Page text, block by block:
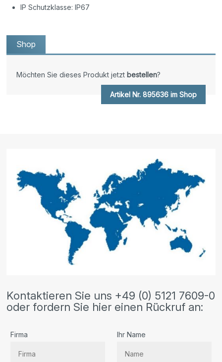
IP Schutzklasse: IP67
Shop
Möchten Sie dieses Produkt jetzt bestellen?
Artikel Nr. 895636 im Shop
Kontaktieren Sie uns +49 (0) 5121 7609-0
oder fordern Sie hier einen Rückruf an:
Firma Ihr Name